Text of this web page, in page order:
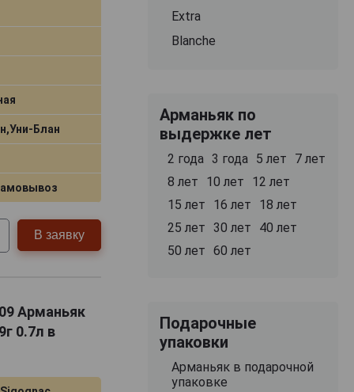
Блан
В заявку
Арманьяк
0.7л в
Extra
Blanche
Арманьяк по
выдержке лет
2 года 3 года 5 лет
7 лет
8 лет
10 лет
12 лет
15 лет
16 лет
18 лет
25 лет 30 лет
40 лет
50 лет 60 лет
Подарочные
упаковки
Арманьяк в подарочной
упаковке